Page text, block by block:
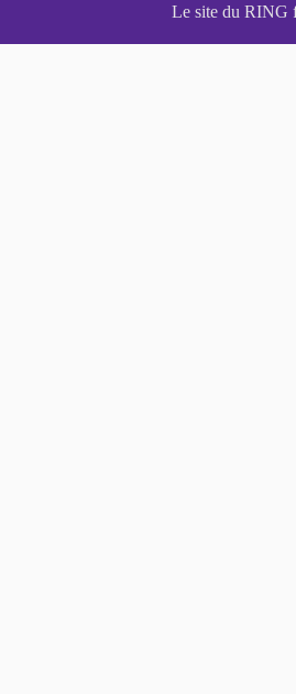
Le site du RING